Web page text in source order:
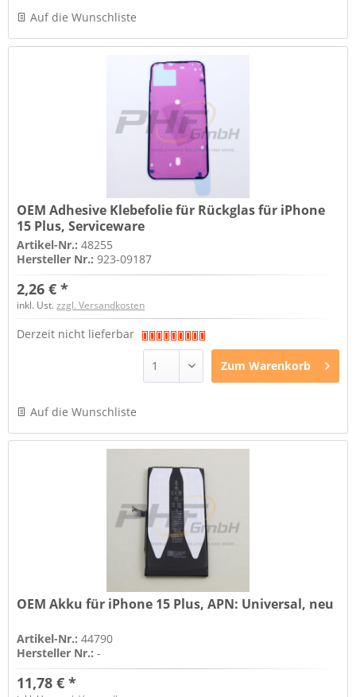
Auf die Wunschliste
OEM Adhesive Klebefolie für Rückglas für iPhone
15 Plus, Serviceware
Artikel-Nr.:48255
Hersteller Nr.:923-09187
2,26 € *
inkl. Ust.zzgl. Versandkosten
Derzeit nicht lieferbar
Zum Warenkorb
Auf die Wunschliste
OEM Akku für iPhone 15 Plus, APN: Universal, neu
Artikel-Nr.:44790
Hersteller Nr.:-
11,78 € *